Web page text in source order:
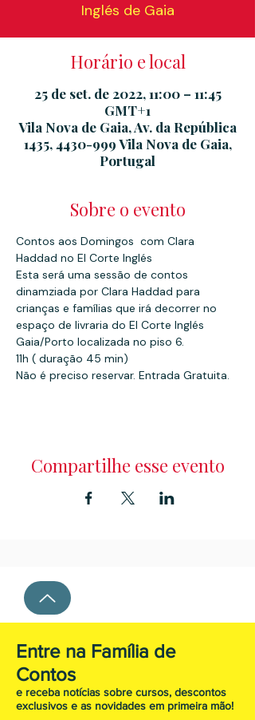
Inglés de Gaia
Horário e local
25 de set. de 2022, 11:00 – 11:45
GMT+1
Vila Nova de Gaia, Av. da República
1435, 4430-999 Vila Nova de Gaia,
Portugal
Sobre o evento
Contos aos Domingos  com Clara
Haddad no El Corte Inglés
Esta será uma sessão de contos
dinamziada por Clara Haddad para
crianças e famílias que irá decorrer no
espaço de livraria do El Corte Inglés
Gaia/Porto localizada no piso 6.
11h ( duração 45 min)
Não é preciso reservar. Entrada Gratuita.
Compartilhe esse evento
Entre na Família de
Contos
e receba notícias sobre cursos, descontos
exclusivos e as novidades em primeira mão!